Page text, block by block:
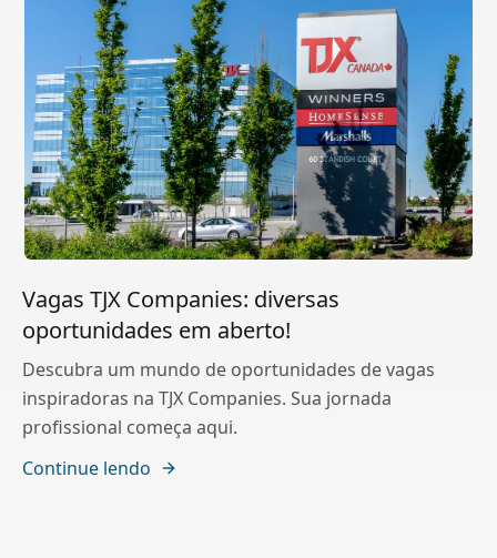
Vagas TJX Companies: diversas
oportunidades em aberto!
Descubra um mundo de oportunidades de vagas
inspiradoras na TJX Companies. Sua jornada
profissional começa aqui.
Continue lendo